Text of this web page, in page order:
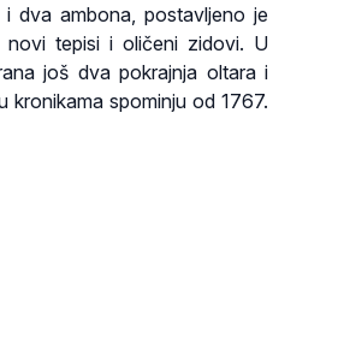
dva ambona, postavljeno je
tepisi i oličeni zidovi. U
još dva pokrajnja oltara i
kronikama spominju od 1767.